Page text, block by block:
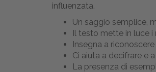
influenzata.
Un saggio semplice,
Il testo mette in luce
Insegna a
Ci aiuta a decifrare e
La presenza di